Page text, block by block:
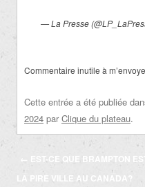
— La Presse
Commentaire inutile à
Cette entrée a été publiée
2024 par Clique du plateau.
Navigation
des
← EST-CE QUE BRAMPTON
LA PIRE VILLE AU CANADA?